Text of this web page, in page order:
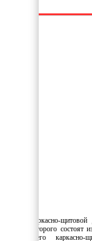
Каркасно-
которого
всего